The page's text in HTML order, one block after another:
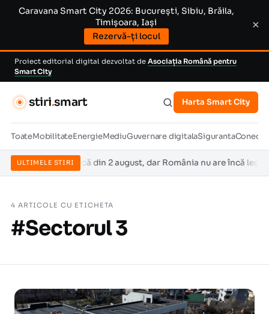
Caravana Smart City 2026: București, Sibiu, Brăila,
Timișoara, Iași
Rezervă-ți locul
×
Proiect editorial digital dezvoltat de Asociația Română pentru
Smart City
stiri.smart Harta Smart City
ToateMobilitateEnergieMediuGuvernare digitalaSiguranta
ULTIMELE STIRI
se aplică din 2 august, dar România nu are încă legea
4 ARTICOLE CU ETICHETA
#Sectorul 3